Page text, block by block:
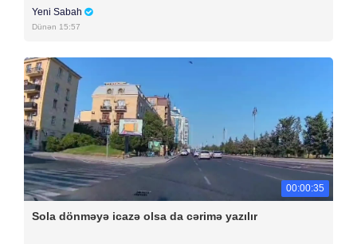
Yeni Sabah
Dünən 15:57
00:00:35
Sola dönməyə icazə olsa da cərimə yazılır